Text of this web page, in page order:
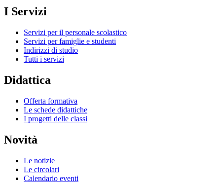
I Servizi
Servizi per il personale scolastico
Servizi per famiglie e studenti
Indirizzi di studio
Tutti i servizi
Didattica
Offerta formativa
Le schede didattiche
I progetti delle classi
Novità
Le notizie
Le circolari
Calendario eventi